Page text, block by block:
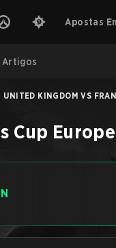
Apostas
Artigos
UNITED KINGDOM VS
Cup